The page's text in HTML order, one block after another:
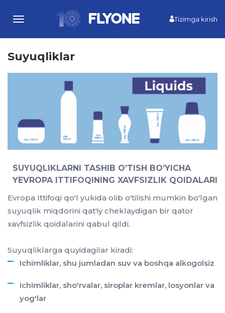
Toggle
Tizimga kirish
Suyuqliklar
SUYUQLIKLARNI TASHIB O’TISH BO’YICHA
YEVROPA ITTIFOQINING XAVFSIZLIK QOIDALARI
Evropa Ittifoqi qo'l yukida olib o'tilishi mumkin bo'lgan
suyuqlik miqdorini qat'iy cheklaydigan bir qator
xavfsizlik qoidalarini qabul qildi.
Suyuqliklarga quyidagilar kiradi:
Ichimliklar, shu jumladan suv va boshqa alkogolsiz
ichimliklar, sho'rvalar, siroplar kremlar, losyonlar va
yog'lar